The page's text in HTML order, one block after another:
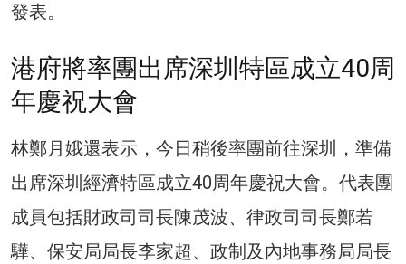
發表。
港府將率團出席深圳特區成立40周
年慶祝大會
林鄭月娥還表示，今日稍後率團前往深圳，準備
出席深圳經濟特區成立40周年慶祝大會。代表團
成員包括財政司司長陳茂波、律政司司長鄭若
驊、保安局局長李家超、政制及內地事務局局長